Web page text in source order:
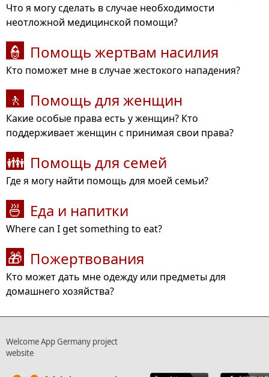
Что я могу сделать в случае необходимости
неотложной медицинской помощи?
👮 Помощь жертвам насилия
Кто поможет мне в случае жестокого нападения?
🚶 Помощь для женщин
Какие особые права есть у женщин? Кто
поддерживает женщин с принимая свои права?
👪 Помощь для семей
Где я могу найти помощь для моей семьи?
🍜 Еда и напитки
Where can I get something to eat?
🎁 Пожертвования
Кто может дать мне одежду или предметы для
домашнего хозяйства?
Welcome App Germany project
website